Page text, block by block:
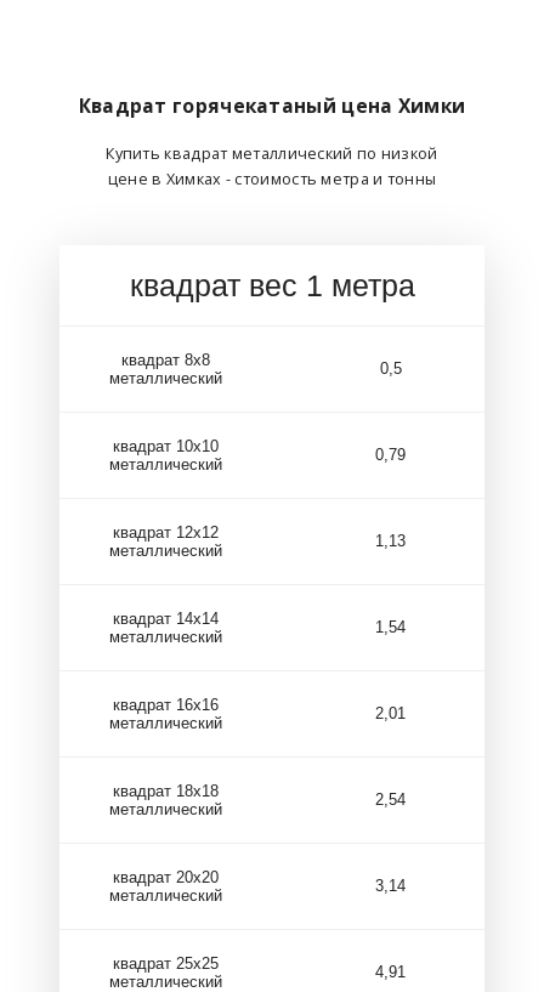
Квадрат горячекатаный цена Химки
Купить квадрат металлический по низкой
цене в Химках - стоимость метра и тонны
квадрат вес 1 метра
квадрат 8х8
металлический
0,5
квадрат 10х10
металлический
0,79
квадрат 12х12
металлический
1,13
квадрат 14х14
металлический
1,54
квадрат 16х16
металлический
2,01
квадрат 18х18
металлический
2,54
квадрат 20х20
металлический
3,14
квадрат 25х25
металлический
4,91